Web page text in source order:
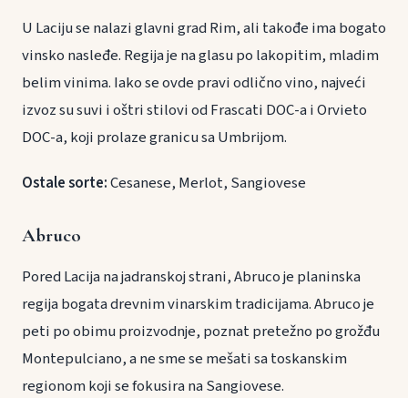
U Laciju se nalazi glavni grad Rim, ali takođe ima bogato
vinsko nasleđe. Regija je na glasu po lakopitim, mladim
belim vinima. Iako se ovde pravi odlično vino, najveći
izvoz su suvi i oštri stilovi od Frascati DOC-a i Orvieto
DOC-a, koji prolaze granicu sa Umbrijom.
Ostale sorte:Cesanese, Merlot, Sangiovese
Abruco
Pored Lacija na jadranskoj strani, Abruco je planinska
regija bogata drevnim vinarskim tradicijama. Abruco je
peti po obimu proizvodnje, poznat pretežno po grožđu
Montepulciano, a ne sme se mešati sa toskanskim
regionom koji se fokusira na Sangiovese.